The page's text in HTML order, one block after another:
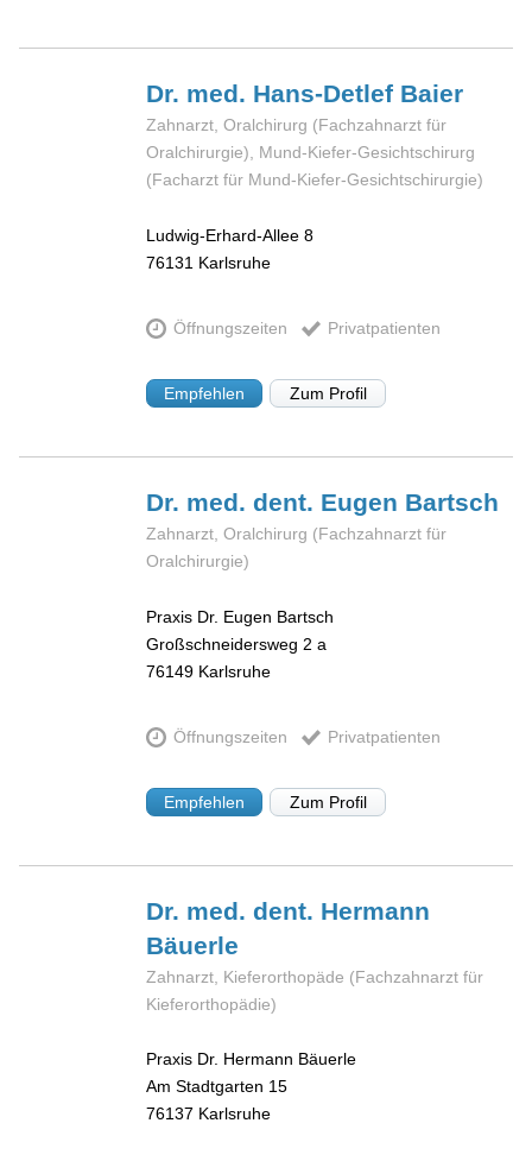
Dr. med. Hans-Detlef Baier
Zahnarzt, Oralchirurg (Fachzahnarzt für
Oralchirurgie), Mund-Kiefer-Gesichtschirurg
(Facharzt für Mund-Kiefer-Gesichtschirurgie)
Ludwig-Erhard-Allee 8
76131 Karlsruhe
Öffnungszeiten Privatpatienten
Empfehlen Zum Profil
Dr. med. dent. Eugen Bartsch
Zahnarzt, Oralchirurg (Fachzahnarzt für
Oralchirurgie)
Praxis Dr. Eugen Bartsch
Großschneidersweg 2 a
76149 Karlsruhe
Öffnungszeiten Privatpatienten
Empfehlen Zum Profil
Dr. med. dent. Hermann
Bäuerle
Zahnarzt, Kieferorthopäde (Fachzahnarzt für
Kieferorthopädie)
Praxis Dr. Hermann Bäuerle
Am Stadtgarten 15
76137 Karlsruhe